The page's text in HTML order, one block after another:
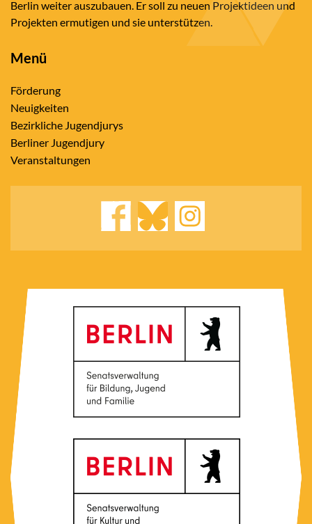
Berlin weiter auszubauen. Er soll zu neuen Projektideen und
Projekten ermutigen und sie unterstützen.
Menü
Förderung
Neuigkeiten
Bezirkliche Jugendjurys
Berliner Jugendjury
Veranstaltungen